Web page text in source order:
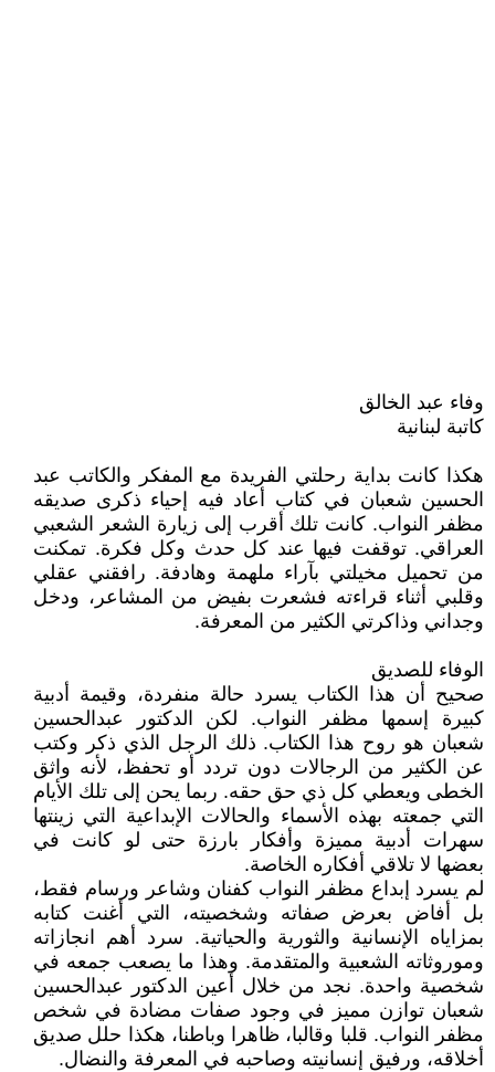
وفاء عبد الخالق
كاتبة لبنانية
هكذا كانت بداية رحلتي الفريدة مع المفكر والكاتب عبد
الحسين شعبان في كتاب أعاد فيه إحياء ذكرى صديقه
مظفر النواب. كانت تلك أقرب إلى زيارة الشعر الشعبي
العراقي. توقفت فيها عند كل حدث وكل فكرة. تمكنت
من تحميل مخيلتي بآراء ملهمة وهادفة. رافقني عقلي
وقلبي أثناء قراءته فشعرت بفيض من المشاعر، ودخل
وجداني وذاكرتي الكثير من المعرفة.
الوفاء للصديق
صحيح أن هذا الكتاب يسرد حالة منفردة، وقيمة أدبية
كبيرة إسمها مظفر النواب. لكن الدكتور عبدالحسين
شعبان هو روح هذا الكتاب. ذلك الرجل الذي ذكر وكتب
عن الكثير من الرجالات دون تردد أو تحفظ، لأنه واثق
الخطى ويعطي كل ذي حق حقه. ربما يحن إلى تلك الأيام
التي جمعته بهذه الأسماء والحالات الإبداعية التي زينتها
سهرات أدبية مميزة وأفكار بارزة حتى لو كانت في
بعضها لا تلاقي أفكاره الخاصة.
لم يسرد إبداع مظفر النواب كفنان وشاعر ورسام فقط،
بل أفاض بعرض صفاته وشخصيته، التي أغنت كتابه
بمزاياه الإنسانية والثورية والحياتية. سرد أهم انجازاته
وموروثاته الشعبية والمتقدمة. وهذا ما يصعب جمعه في
شخصية واحدة. نجد من خلال أعين الدكتور عبدالحسين
شعبان توازن مميز في وجود صفات مضادة في شخص
مظفر النواب. قلبا وقالبا، ظاهرا وباطنا، هكذا حلل صديق
أخلاقه، ورفيق إنسانيته وصاحبه في المعرفة والنضال.